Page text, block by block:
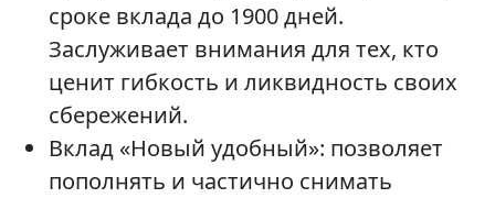
сроке вклада до 1900 дней.
Заслуживает внимания для тех, кто
ценит гибкость и ликвидность своих
сбережений.
Вклад «Новый удобный»: позволяет
пополнять и частично снимать